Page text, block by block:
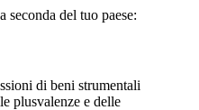
del tuo paese:
di beni strumentali
plusvalenze e delle